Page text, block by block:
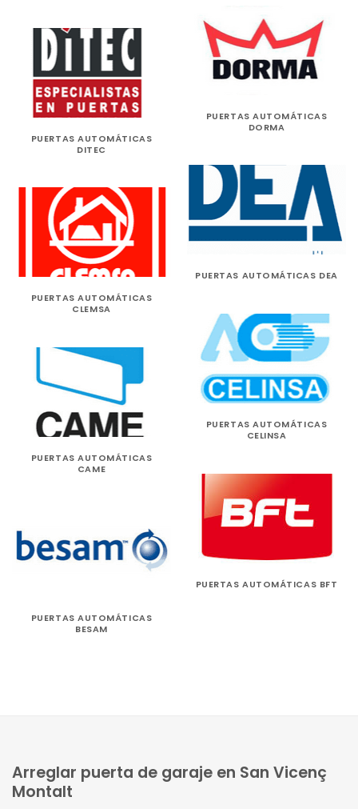
PUERTAS AUTOMÁTICAS
DORMA
PUERTAS AUTOMÁTICAS
DITEC
PUERTAS AUTOMÁTICAS DEA
PUERTAS AUTOMÁTICAS
CLEMSA
PUERTAS AUTOMÁTICAS
CELINSA
PUERTAS AUTOMÁTICAS
CAME
PUERTAS AUTOMÁTICAS BFT
PUERTAS AUTOMÁTICAS
BESAM
Arreglar puerta de garaje en San Vicenç
Montalt